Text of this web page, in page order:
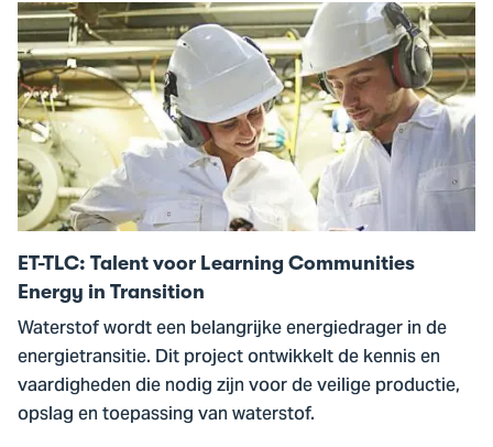
Ga
naar
ET-
TLC:
Talent
voor
Learning
Communities
Energy
in
Transition
ET-TLC: Talent voor Learning Communities
Energy in Transition
Waterstof wordt een belangrijke energiedrager in de
energietransitie. Dit project ontwikkelt de kennis en
vaardigheden die nodig zijn voor de veilige productie,
opslag en toepassing van waterstof.